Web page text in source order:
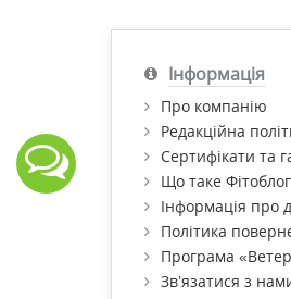
Інформація
Про компанію
Редакційна
Сертифікати та
Що таке Фітоблог
Інформація про
Політика
Програма
Зв’язатися з